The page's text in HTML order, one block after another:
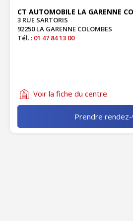
CT AUTOMOBILE LA GARENNE
3 RUE SARTORIS
92250 LA GARENNE COLOMBES
Tél. : 01 47 84 13 00
Voir la fiche du centre
Prendre